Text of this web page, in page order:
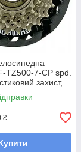
TZ500-7-CP spd.
захист,
₴